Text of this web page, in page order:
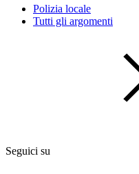
Polizia locale
Tutti gli argomenti
Seguici su